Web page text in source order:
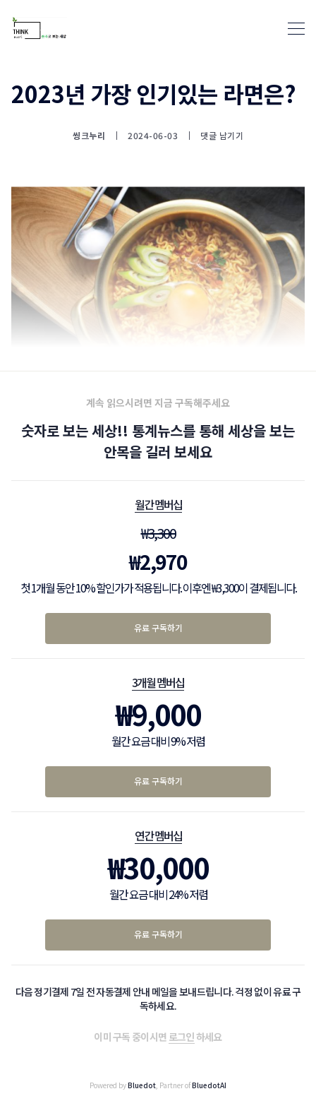
2023년 가장 인기있는 라면은?
씽크누리 2024-06-03 댓글 남기기
계속 읽으시려면 지금 구독해주세요
숫자로 보는 세상!! 통계뉴스를 통해 세상을 보는
안목을 길러 보세요
월간 멤버십
₩3,300
₩2,970
첫 1개월 동안 10% 할인가가 적용됩니다. 이후엔 ₩3,300이 결제됩니다.
유료 구독하기
3개월 멤버십
₩9,000
월간 요금 대비 9% 저렴
유료 구독하기
연간 멤버십
₩30,000
월간 요금 대비 24% 저렴
유료 구독하기
다음 정기결제 7일 전 자동결제 안내 메일을 보내드립니다. 걱정 없이 유료 구
독하세요.
이미 구독 중이시면 로그인하세요
Powered byBluedot, Partner ofBluedotAI